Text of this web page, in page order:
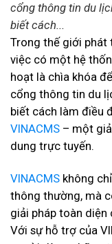
cổng thông tin du
biết cách...
Trong thế giới phát
việc có một hệ
hoạt là chìa khóa
cổng thông tin du
biết cách làm điều
VINACMS – một
dung trực tuyến.
VINACMS không
thông thường, mà
giải pháp toàn diện
Với sự hỗ trợ của